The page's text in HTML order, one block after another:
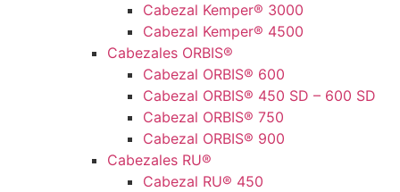
Cabezal Kemper® 3000
Cabezal Kemper® 4500
Cabezales ORBIS®
Cabezal ORBIS® 600
Cabezal ORBIS® 450 SD – 600 SD
Cabezal ORBIS® 750
Cabezal ORBIS® 900
Cabezales RU®
Cabezal RU® 450